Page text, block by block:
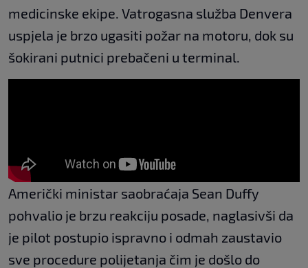
medicinske ekipe. Vatrogasna služba Denvera
uspjela je brzo ugasiti požar na motoru, dok su
šokirani putnici prebačeni u terminal.
Američki ministar saobraćaja Sean Duffy
pohvalio je brzu reakciju posade, naglasivši da
je pilot postupio ispravno i odmah zaustavio
sve procedure polijetanja čim je došlo do